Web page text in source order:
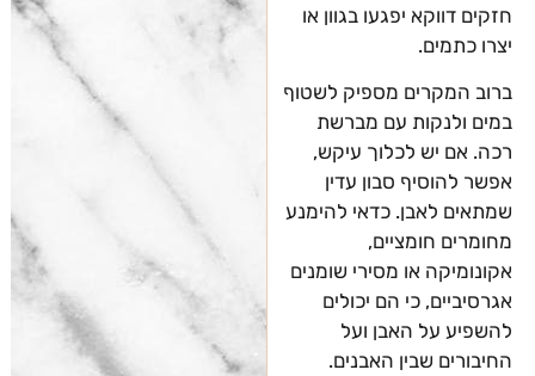
חזקים דווקא יפגעו בגוון או
יצרו כתמים.
ברוב המקרים מספיק לשטוף
במים ולנקות עם מברשת
רכה. אם יש לכלוך עיקש,
אפשר להוסיף סבון עדין
שמתאים לאבן. כדאי להימנע
מחומרים חומציים,
אקונומיקה או מסירי שומנים
אגרסיביים, כי הם יכולים
להשפיע על האבן ועל
החיבורים שבין האבנים.